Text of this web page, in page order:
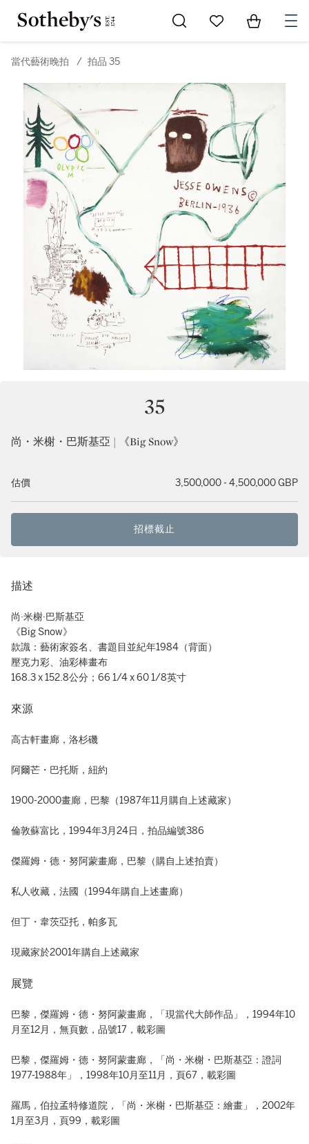
Go to My Favorites
Items in
當代藝術晚拍 / 拍品 35
35
尚・米榭・巴斯基亞 | 《Big Snow》
估價 3,500,000 - 4,500,000 GBP
招標截止
描述
尚·米榭·巴斯基亞
《Big Snow》
款識：藝術家簽名、書題目並紀年1984（背面）
壓克力彩、油彩棒畫布
168.3 x 152.8公分；66 1/4 x 60 1/8英寸
來源
高古軒畫廊，洛杉磯
阿爾芒・巴托斯，紐約
1900-2000畫廊，巴黎（1987年11月購自上述藏家）
倫敦蘇富比，1994年3月24日，拍品編號386
傑羅姆・德・努阿蒙畫廊，巴黎（購自上述拍賣）
私人收藏，法國（1994年購自上述畫廊）
但丁・韋茨亞托，帕多瓦
現藏家於2001年購自上述藏家
展覽
巴黎，傑羅姆・德・努阿蒙畫廊，「現當代大師作品」，1994年10
月至12月，無頁數，品號17，載彩圖
巴黎，傑羅姆・德・努阿蒙畫廊，「尚・米榭・巴斯基亞：證詞
1977-1988年」，1998年10月至11月，頁67，載彩圖
羅馬，伯拉孟特修道院，「尚・米榭・巴斯基亞：繪畫」，2002年
1月至3月，頁99，載彩圖